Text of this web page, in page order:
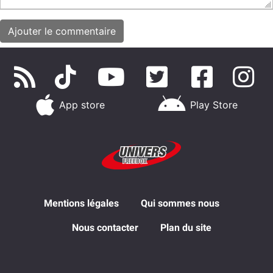
App store Play Store
Mentions légales Qui sommes nous
Nous contacter Plan du site